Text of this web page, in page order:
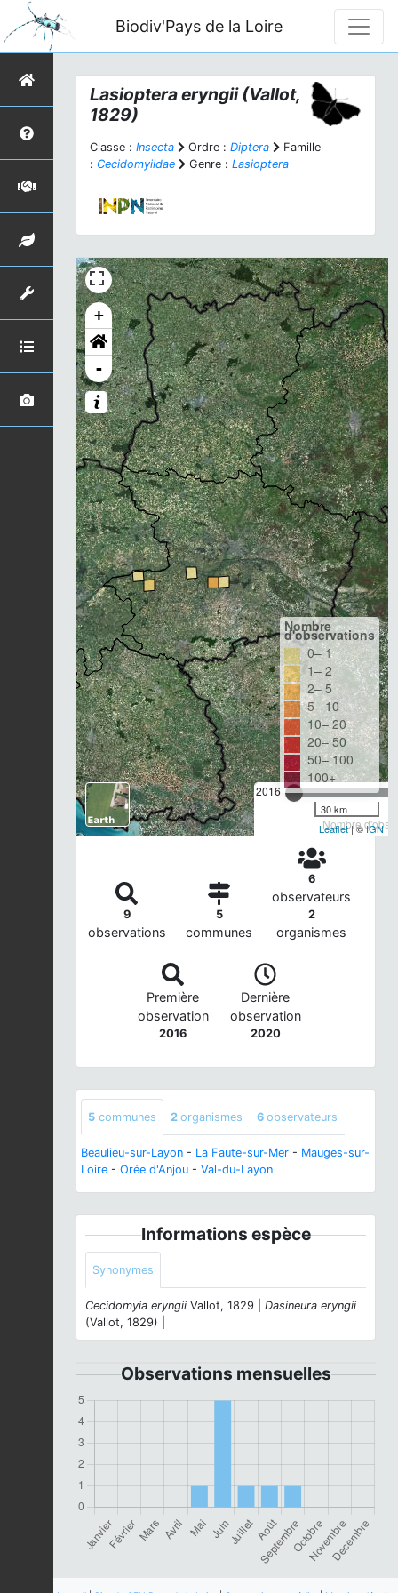
Biodiv'Pays de la Loire
Lasioptera eryngii(Vallot,
1829)
Classe : Insecta Ordre : Diptera
Famille
: Cecidomyiidae Genre : Lasioptera
+
-
2016
Nombre
Nombre
d'observations
0– 1
1– 2
2– 5
5– 10
10– 20
20– 50
50– 100
100+
30 km
Leaflet| ©IGN
9
observations
5
communes
6
observateurs
2
organismes
Première
observation
2016
Dernière
observation
2020
5 communes 2 organismes 6 observateurs
Beaulieu-sur-Layon - La Faute-sur-Mer - Mauges-sur-
Loire - Orée d'Anjou - Val-du-Layon
Informations espèce
Synonymes
Cecidomyia eryngii Vallot, 1829 | Dasineura eryngii
(Vallot, 1829) |
Observations mensuelles